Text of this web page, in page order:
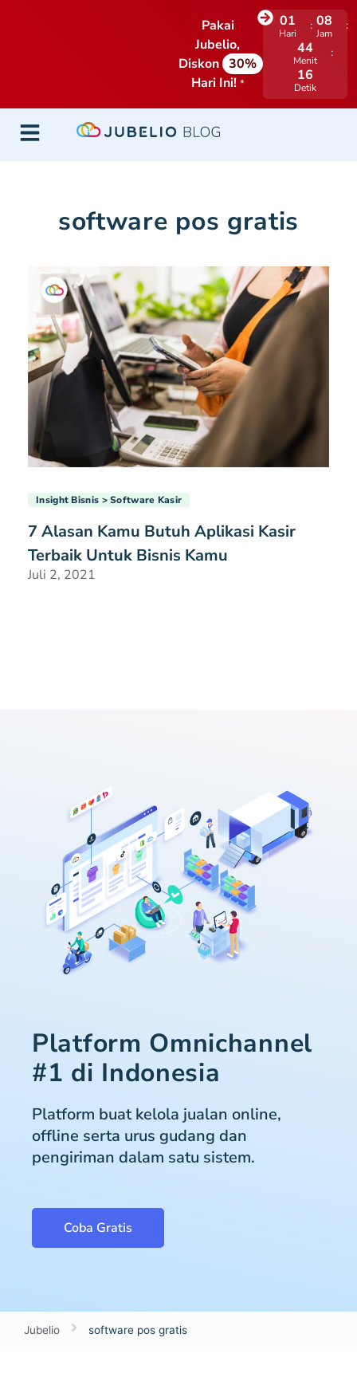
Pakai
Jubelio,
Diskon 30%
Hari Ini! *
01
Hari
08
Jam
44
Menit
15
Detik
software pos gratis
Insight Bisnis Software Kasir
7 Alasan Kamu Butuh Aplikasi Kasir
Terbaik Untuk Bisnis Kamu
Juli 2, 2021
Platform Omnichannel
#1 di Indonesia
Platform buat kelola jualan online,
offline serta urus gudang dan
pengiriman dalam satu sistem.
Coba Gratis
Jubelio software pos gratis